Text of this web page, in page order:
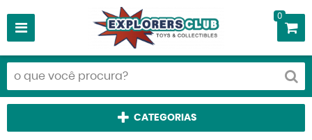
0
CATEGORIAS